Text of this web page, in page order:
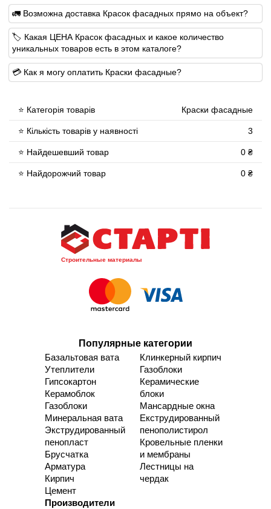
🚛 Возможна доставка Красок фасадных прямо на объект?
🏷 Какая ЦЕНА Красок фасадных и какое количество
уникальных товаров есть в этом каталоге?
💳 Как я могу оплатить Краски фасадные?
⭐ Категорія товарів Краски фасадные
⭐ Кількість товарів у наявності 3
⭐ Найдешевший товар 0 ₴
⭐ Найдорожчий товар 0 ₴
Строительные материалы
Популярные категории
Базальтовая вата
Утеплители
Гипсокартон
Керамоблок
Газоблоки
Минеральная вата
Экструдированный
пенопласт
Брусчатка
Арматура
Кирпич
Цемент
Клинкерный кирпич
Газоблоки
Керамические
блоки
Мансардные окна
Екструдированный
пенополистирол
Кровельные пленки
и мембраны
Лестницы на
чердак
Производители